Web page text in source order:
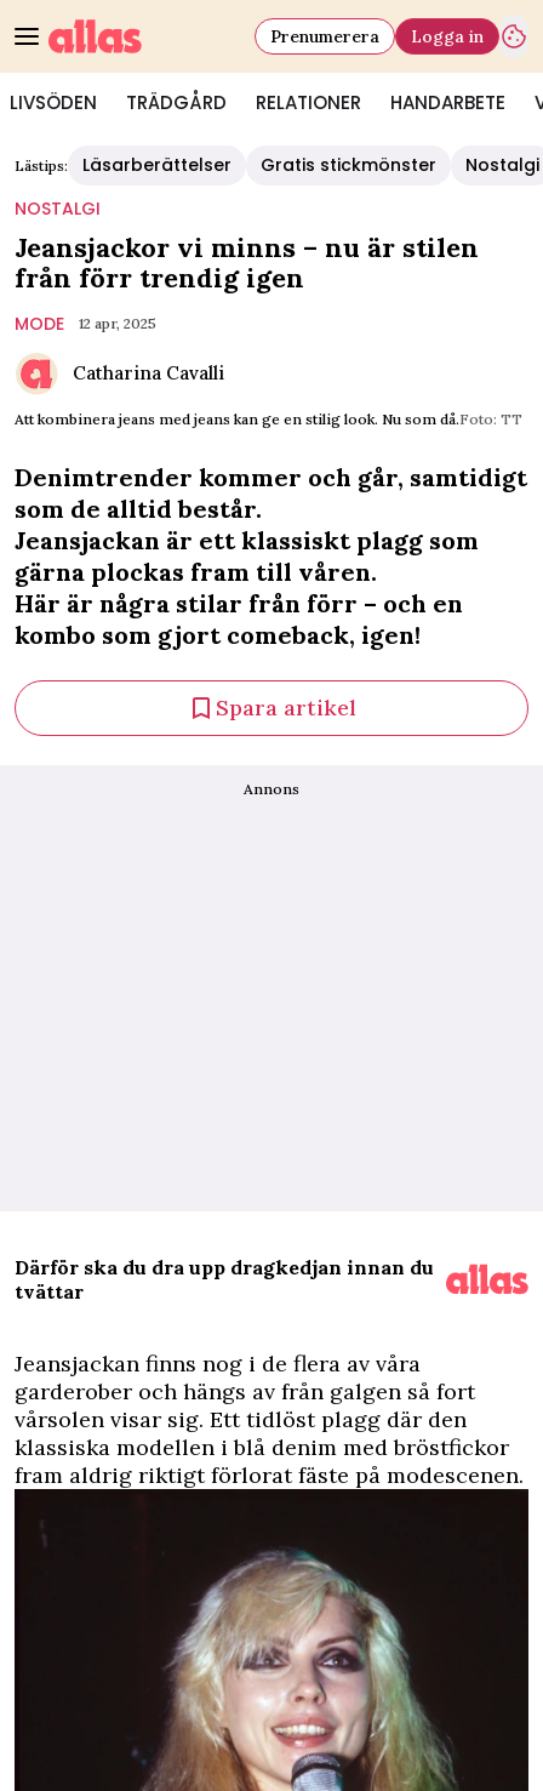
LIVSÖDEN TRÄDGÅRD RELATIONER HANDARBETE
Prenumerera Logga in
Lästips: Läsarberättelser Gratis stickmönster
Nostalgi
NOSTALGI
Jeansjackor vi minns – nu är stilen
från förr trendig igen
MODE 12 apr, 2025
Catharina Cavalli
Att kombinera jeans med jeans kan ge en stilig look. Nu som då.Foto: TT
Denimtrender kommer och går, samtidigt
som de alltid består.
Jeansjackan är ett klassiskt plagg som
gärna plockas fram till våren.
Här är några stilar från förr – och en
kombo som gjort comeback, igen!
Spara artikel
Annons
Därför ska du dra upp dragkedjan innan du
tvättar
Jeansjackan finns nog i de flera av våra
garderober och hängs av från galgen så fort
vårsolen visar sig. Ett tidlöst plagg där den
klassiska modellen i blå denim med bröstfickor
fram aldrig riktigt förlorat fäste på modescenen.